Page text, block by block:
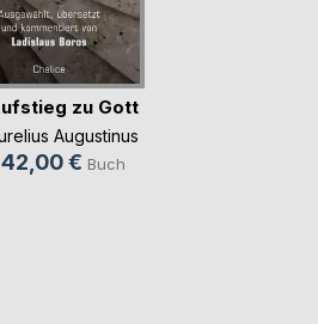
zu Gott
Augustinus
42,00 € Buch